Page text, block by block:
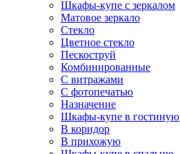
Шкафы-купе с зеркалом
Матовое зеркало
Стекло
Цветное стекло
Пескоструй
Комбинированные
С витражами
С фотопечатью
Назначение
Шкафы-купе в гостиную
В коридор
В прихожую